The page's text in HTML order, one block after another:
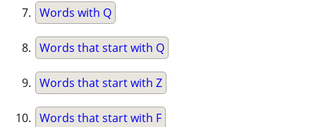
Words with Q
Words that start with Q
Words that start with Z
Words that start with F